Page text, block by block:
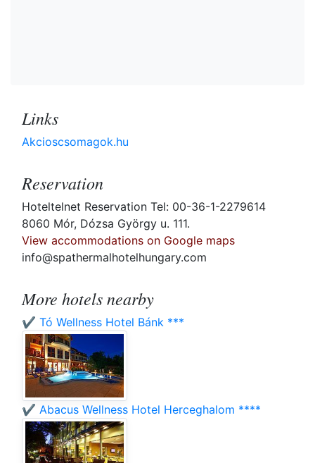
Links
Akcioscsomagok.hu
Reservation
Hoteltelnet Reservation Tel: 00-36-1-2279614
8060 Mór, Dózsa György u. 111.
View accommodations on Google maps
info@spathermalhotelhungary.com
More hotels nearby
✔️ Tó Wellness Hotel Bánk ***
✔️ Abacus Wellness Hotel Herceghalom ****